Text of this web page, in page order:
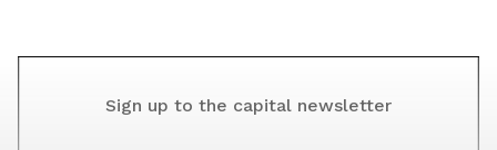
Sign up to the capital newsletter